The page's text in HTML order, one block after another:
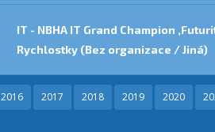
IT - NBHA IT Grand Champion
Rychlostky (Bez organizace / Jiná)
2016 2017 2018 2019 2020